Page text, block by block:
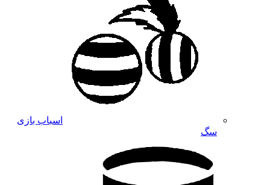
اسباب بازی
سگ